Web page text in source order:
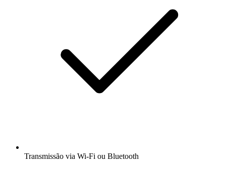
Transmissão via Wi-Fi ou Bluetooth